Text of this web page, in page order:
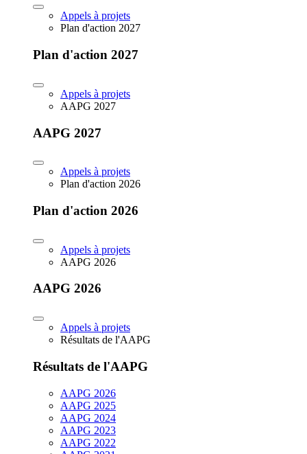
Appels à projets
Plan d'action 2027
Plan d'action 2027
Appels à projets
AAPG 2027
AAPG 2027
Appels à projets
Plan d'action 2026
Plan d'action 2026
Appels à projets
AAPG 2026
AAPG 2026
Appels à projets
Résultats de l'AAPG
Résultats de l'AAPG
AAPG 2026
AAPG 2025
AAPG 2024
AAPG 2023
AAPG 2022